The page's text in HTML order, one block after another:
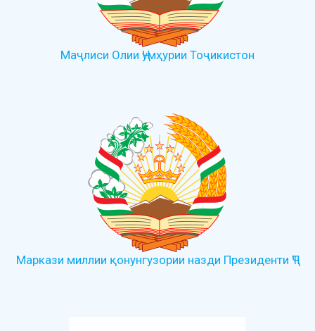
Маҷлиси Олии Ҷумҳурии Тоҷикистон
Маркази миллии қонунгузории назди Президенти ҶТ